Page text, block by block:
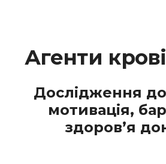
Агенти
Дослідження
мотивація,
здоров’я